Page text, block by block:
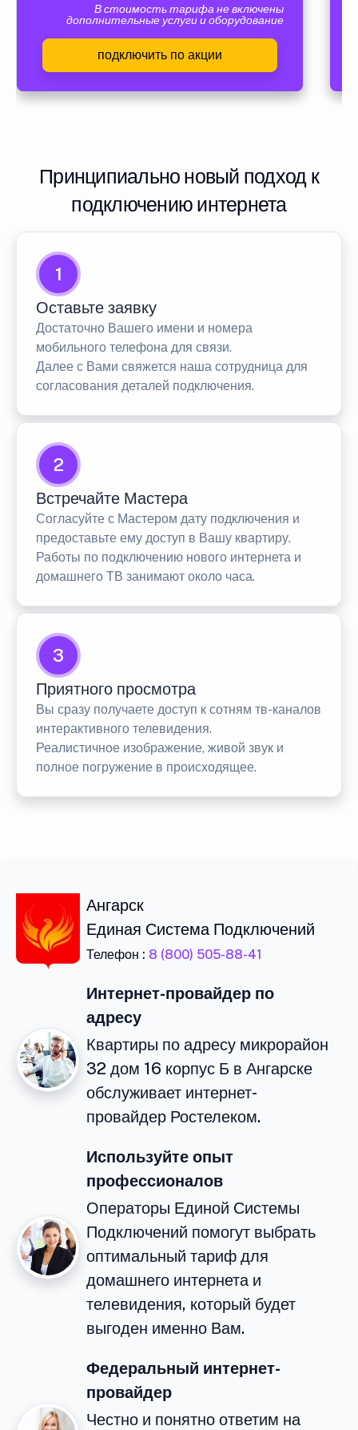
В стоимость тарифа не включены
дополнительные услуги и оборудование
подключить по акции
Принципиально новый подход к
подключению интернета
1
Оставьте заявку
Достаточно Вашего имени и номера
мобильного телефона для связи.
Далее с Вами свяжется наша сотрудница для
согласования деталей подключения.
2
Встречайте Мастера
Согласуйте с Мастером дату подключения и
предоставьте ему доступ в Вашу квартиру.
Работы по подключению нового интернета и
домашнего ТВ занимают около часа.
3
Приятного просмотра
Вы сразу получаете доступ к сотням тв-каналов
интерактивного телевидения.
Реалистичное изображение, живой звук и
полное погружение в происходящее.
Ангарск
Единая Система Подключений
Телефон : 8 (800) 505-88-41
Интернет-провайдер по
адресу
Квартиры по адресу микрорайон
32 дом 16 корпус Б в Ангарске
обслуживает интернет-
провайдер Ростелеком.
Используйте опыт
профессионалов
Операторы Единой Системы
Подключений помогут выбрать
оптимальный тариф для
домашнего интернета и
телевидения, который будет
выгоден именно Вам.
Федеральный интернет-
провайдер
Честно и понятно ответим на